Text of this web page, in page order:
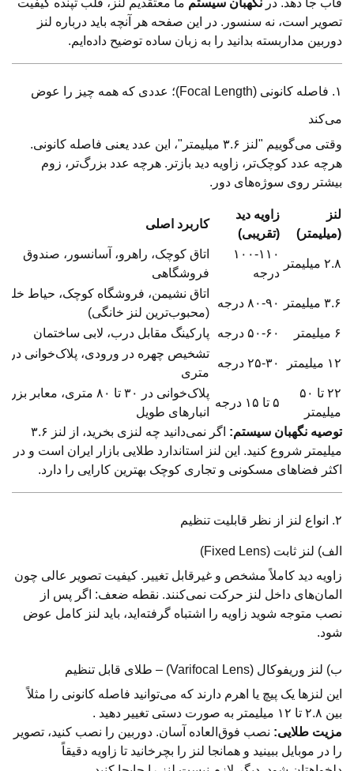
قاب جا دهد. در نگهبان سیستم ما معتقدیم لنز، قلب تپنده کیفیت
تصویر است، نه سنسور. در این صفحه هر آنچه باید درباره لنز
دوربین مداربسته بدانید را به زبان ساده توضیح داده‌ایم.
۱. فاصله کانونی (Focal Length)؛ عددی که همه چیز را عوض
می‌کند
وقتی می‌گوییم "لنز ۳.۶ میلیمتر"، این عدد یعنی فاصله کانونی.
هرچه عدد کوچک‌تر، زاویه دید بازتر. هرچه عدد بزرگ‌تر، زوم
بیشتر روی سوژه‌های دور.
لنز
(میلیمتر)
زاویه دید
(تقریبی)
کاربرد اصلی
۲.۸ میلیمتر
۱۰۰-۱۱۰
درجه
اتاق کوچک، راهرو، آسانسور، صندوق
فروشگاهی
۳.۶ میلیمتر ۸۰-۹۰ درجه
اتاق نشیمن، فروشگاه کوچک، حیاط
(محبوب‌ترین لنز خانگی)
۶ میلیمتر
۵۰-۶۰ درجه پارکینگ مقابل درب، لابی ساختمان
۱۲ میلیمتر ۲۵-۳۰ درجه
متری
۲۲ تا ۵۰
میلیمتر
۵ تا ۱۵ درجه
پلاک‌خوانی در ۳۰ تا ۸۰ متری، معابر
انبارهای طویل
توصیه نگهبان سیستم:
اگر نمی‌دانید چه لنزی بخرید، از لنز ۳.۶
میلیمتر شروع کنید. این لنز استاندارد طلایی بازار ایران است و در
اکثر فضاهای مسکونی و تجاری کوچک بهترین کارایی را دارد.
۲. انواع لنز از نظر قابلیت تنظیم
الف) لنز ثابت (Fixed Lens)
زاویه دید کاملاً مشخص و غیرقابل تغییر. کیفیت تصویر عالی چون
المان‌های داخل لنز حرکت نمی‌کنند. نقطه ضعف: اگر پس از
نصب متوجه شوید زاویه را اشتباه گرفته‌اید، باید لنز کامل عوض
شود.
ب) لنز وریفوکال (Varifocal Lens) – طلای قابل تنظیم
این لنزها یک پیچ یا اهرم دارند که می‌توانید فاصله کانونی را مثلاً
بین ۲.۸ تا ۱۲ میلیمتر به صورت دستی تغییر دهید .
مزیت طلایی: نصب فوق‌العاده آسان. دوربین را نصب کنید، تصویر
را در موبایل ببینید و همانجا لنز را بچرخانید تا زاویه دقیقاً